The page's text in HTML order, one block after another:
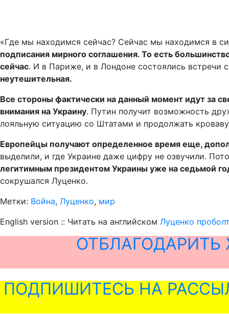
«Где мы находимся сейчас? Сейчас мы находимся в
подписания мирного соглашения. То есть
сейчас. И в Париже, и в Лондоне состоялись встречи
неутешительная.
Все стороны фактически на данный момент идут за
внимания на Украину. Путин получит возможность
лояльную ситуацию со Штатами и продолжать
Европейцы получают определенное время еще,
выделили, и где Украине даже цифру не озвучили.
легитимным президентом Украины уже на седьмой
сокрушался Луценко.
Метки: Война, Луценко, мир
English version :: Читать на английском Луценко
ПОДПИШИТЕСЬ НА